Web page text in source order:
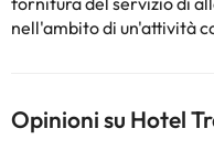
Alcuni dei servizi indicati
consultare le relative
nell'ambito di un'attività
Opinioni su Hotel